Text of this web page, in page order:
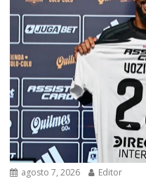
agosto 7, 2026 Editor